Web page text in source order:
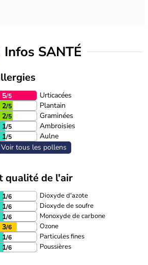
Infos SANTÉ
5/5
Urticacées
2/5
Plantain
2/5
Graminées
1/5
Ambroisies
1/5
Aulne
Voir tous les pollens
qualité de l'air
1/6 Dioxyde d'azote
1/6 Dioxyde de soufre
1/6 Monoxyde de carbone
3/6 Ozone
1/6 Particules fines
1/6 Poussières